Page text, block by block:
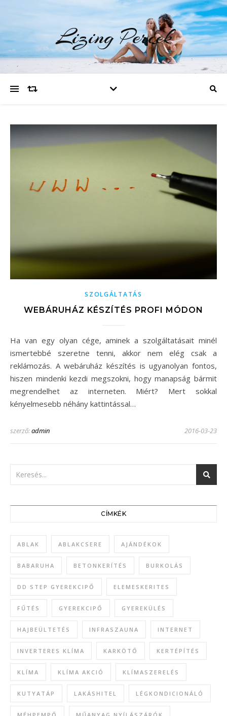
Lizing Percek
SZOLGÁLTATÁS
WEBÁRUHÁZ KÉSZÍTÉS PROFI MÓDON
Ha van egy olyan cége, aminek a szolgáltatásait minél
ismertebbé szeretne tenni, akkor nem elég csak a
reklámozás. A webáruház készítés is ugyanolyan fontos,
hiszen mindenki kezdi megszokni, hogy manapság bármit
megrendelhet az interneten. Miért? Mert sokkal
kényelmesebb néhány kattintással…
szerző:admin 2016-03-23
CÍMKÉK
ABLAK ABLAKCSERE AJÁNDÉKOK
BABARUHA BETONKERÍTÉS BURKOLÁS
DD STEP GYEREKCIPŐ ELEMESKERITES
FŰTÉS GYEREKCIPŐ GYEREKÜLÉS
HAJBEÜLTETÉS INFRASZAUNA INTERNET
INVERTERES KLÍMA KARKÖTŐ KERTÉPÍTÉS
KLÍMA KLÍMA AKCIÓ KLÍMASZERELÉS
KUTYATÁP LAKÁSHITEL LÉGKONDICIONÁLÓ